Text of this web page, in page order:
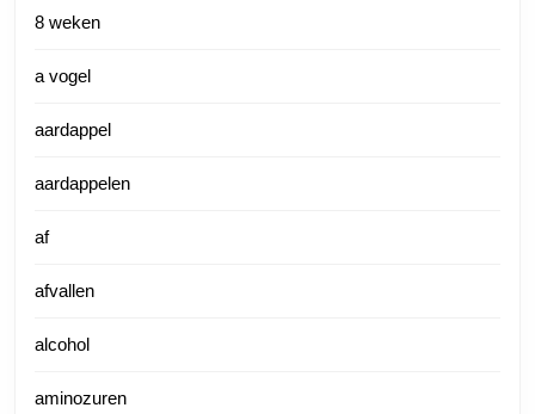
8 weken
a vogel
aardappel
aardappelen
af
afvallen
alcohol
aminozuren